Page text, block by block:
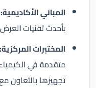
المباني الأكاديمية:
بأحدث تقنيات العرض
المختبرات المركزية:
متقدمة في
تجهيزها بالتعاون